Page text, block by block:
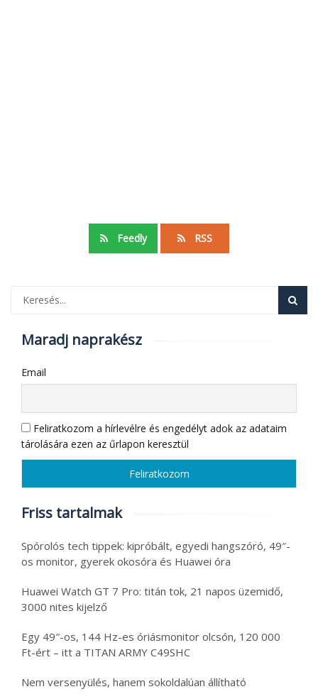
Feedly RSS
Maradj naprakész
Email
Feliratkozom a hírlevélre és engedélyt adok az adataim
tárolására ezen az űrlapon keresztül
Friss tartalmak
Spórolós tech tippek: kipróbált, egyedi hangszóró, 49″-
os monitor, gyerek okosóra és Huawei óra
Huawei Watch GT 7 Pro: titán tok, 21 napos üzemidő,
3000 nites kijelző
Egy 49″-os, 144 Hz-es óriásmonitor olcsón, 120 000
Ft-ért – itt a TITAN ARMY C49SHC
Nem versenyülés, hanem sokoldalúan állítható